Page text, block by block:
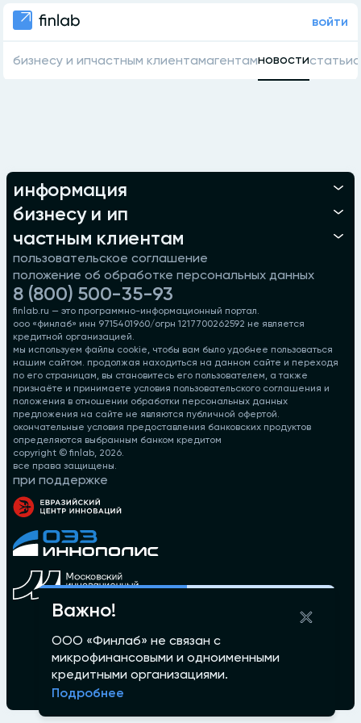
войти
бизнесу и ипчастным клиентамагентамновостистатьи
информация
бизнесу и ип
частным клиентам
пользовательское соглашение
положение об обработке персональных данных
8 (800) 500-35-93
finlab.ru — это программно-информационный портал.
ооо «финлаб» инн 9715401960/огрн 1217700262592 не является
кредитной организацией.
мы используем файлы cookie, чтобы вам было удобнее пользоваться
нашим сайтом. продолжая находиться на данном сайте и переходя
по его страницам, вы становитесь его пользователем, а также
признаёте и принимаете условия пользовательского соглашения и
положения в отношении обработки персональных данных
предложения на сайте не являются публичной офертой.
окончательные условия предоставления банковских продуктов
определяются выбранным банком кредитом
copyright © finlab, 2026.
все права защищены.
при поддержке
Важно!
ООО «Финлаб» не связан с
микрофинансовыми и одноименными
кредитными организациями.
Подробнее